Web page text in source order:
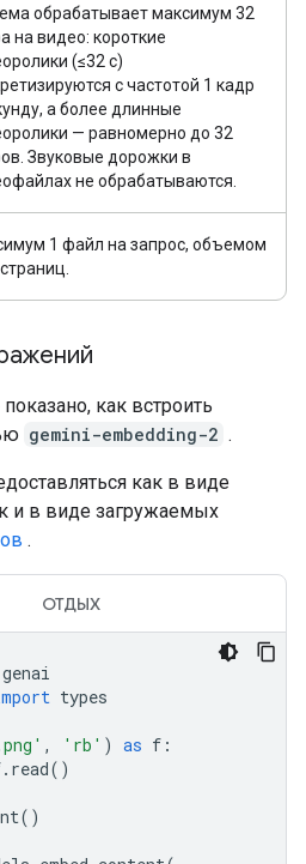
обрабатывает максимум 32
на видео: короткие
(≤32 с)
с частотой 1 кадр
а более длинные
— равномерно до 32
Звуковые дорожки в
не обрабатываются.
1 файл на запрос, объемом
как встроить
gemini-embedding-2 .
как в виде
и в виде загружаемых
.
ОТДЫХ
genai
types
, 'rb' ) as f :
. read()
()